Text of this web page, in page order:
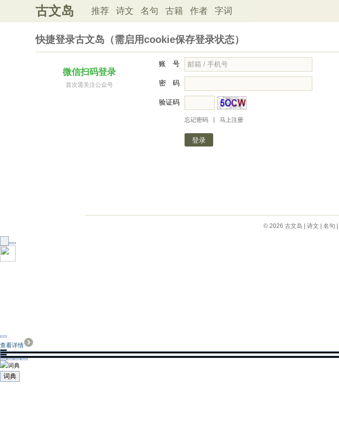
古文岛 推荐 诗文 名句 古籍 作者 字词
快捷登录古文岛（需启用cookie保存登录状态）
微信扫码登录
首次需关注公众号
账 号
密 码
验证码
忘记密码 马上注册
© 2026 古文岛 诗文 名句
查看详情
词典